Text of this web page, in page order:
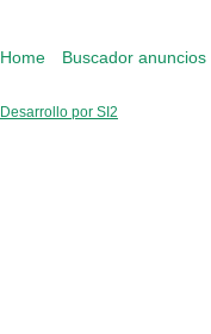
Home Buscador anuncios
Desarrollo por SI2